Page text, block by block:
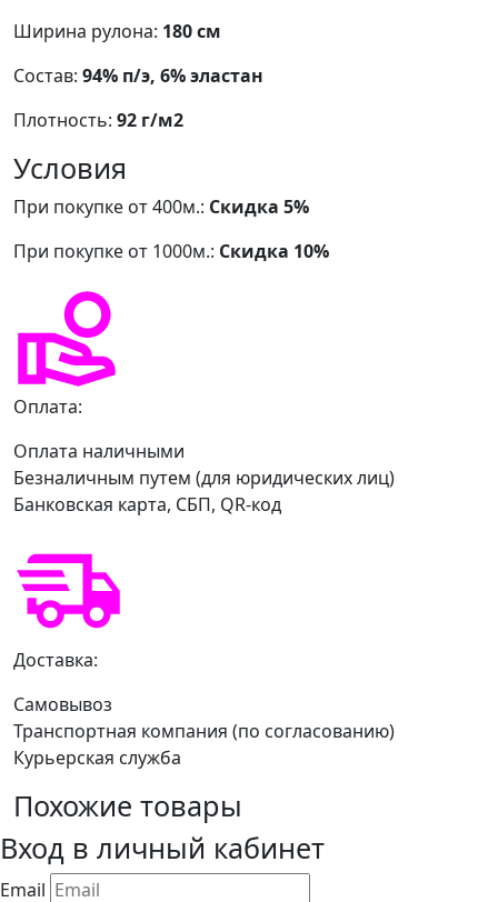
Ширина рулона: 180 см
Состав: 94% п/э, 6% эластан
Плотность: 92 г/м2
Условия
При покупке от 400м.: Скидка 5%
При покупке от 1000м.: Скидка 10%
Оплата:
Оплата наличными
Безналичным путем (для юридических лиц)
Банковская карта, СБП, QR-код
Доставка:
Самовывоз
Транспортная компания (по согласованию)
Курьерская служба
Похожие товары
Вход в личный кабинет
Email